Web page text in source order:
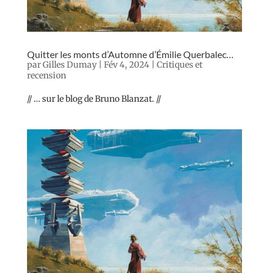
Quitter les monts d’Automne d’Émilie Querbalec…
parGilles Dumay| Fév 4, 2024| Critiques et
recension
// … sur le blog de Bruno Blanzat. //